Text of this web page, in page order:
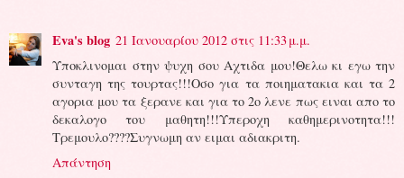
Eva's blog 21 Ιανουαρίου 2012 στις 11:33 μ.μ.
Υποκλινομαι στην ψυχη σου Αχτιδα μου!Θελω κι εγω την
συνταγη της τουρτας!!!Οσο για τα ποιηματακια και τα 2
αγορια μου τα ξερανε και για το 2ο λενε πως ειναι απο το
δεκαλογο του μαθητη!!!Υπεροχη καθημερινοτητα!!!
Τρεμουλο????Συγνωμη αν ειμαι αδιακριτη.
Απάντηση